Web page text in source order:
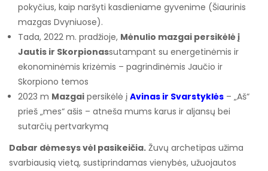
pokyčius, kaip naršyti kasdieniame gyvenime (Šiaurinis
mazgas Dvyniuose).
Tada, 2022 m. pradžioje, Mėnulio mazgai persikėlė į
Jautis ir Skorpionassutampant su energetinėmis ir
ekonominėmis krizėmis – pagrindinėmis Jaučio ir
Skorpiono temos
2023 m Mazgai persikėlė į Avinas ir Svarstyklės – „Aš“
prieš „mes“ ašis – atneša mums karus ir aljansų bei
sutarčių pertvarkymą
Dabar dėmesys vėl pasikeičia. Žuvų archetipas užima
svarbiausią vietą, sustiprindamas vienybės, užuojautos